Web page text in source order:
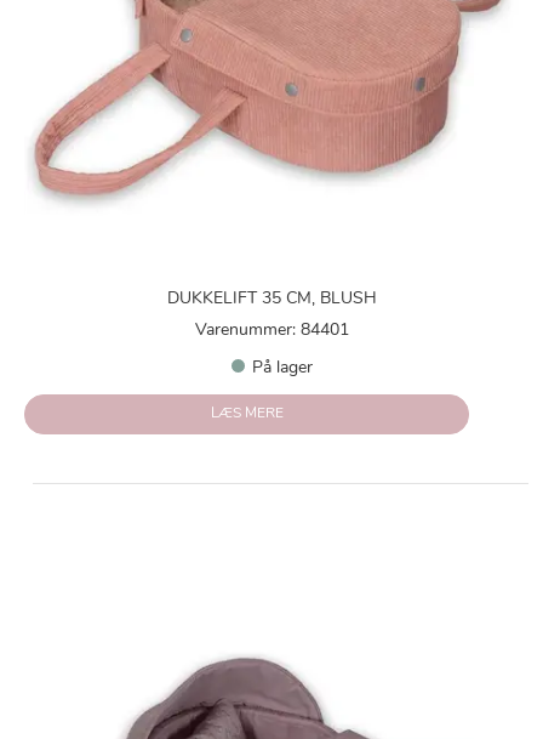
DUKKELIFT 35 CM, BLUSH
Varenummer: 84401
På lager
LÆS MERE